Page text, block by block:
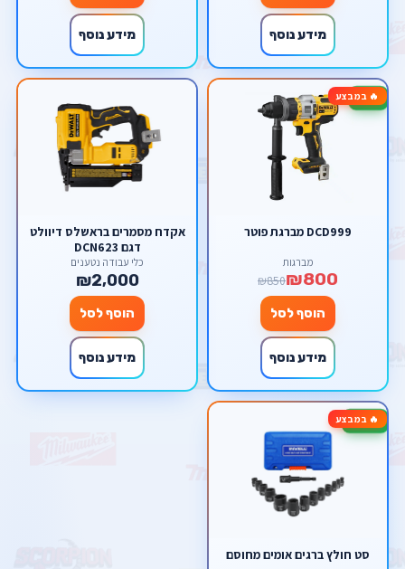
מידע נוסף מידע נוסף
🔥 במבצע-6%
DCD999 מברגת פוטר
מברגות
₪800
₪850
הוסף לסל
מידע נוסף
אקדח מסמרים בראשלס דיוולט
דגם DCN623
כלי עבודה נטענים
₪2,000
הוסף לסל
מידע נוסף
🔥 במבצע-50%
סט חולץ ברגים אומים מחוסם